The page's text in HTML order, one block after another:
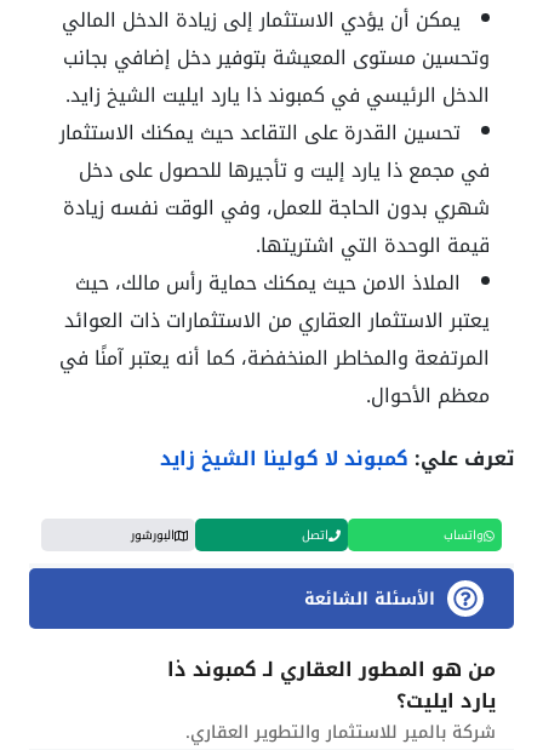
يمكن أن يؤدي الاستثمار إلى زيادة الدخل المالي
وتحسين مستوى المعيشة بتوفير دخل إضافي بجانب
الدخل الرئيسي في كمبوند ذا يارد ايليت الشيخ زايد.
تحسين القدرة على التقاعد حيثيمكنك الاستثمار
في مجمع ذا يارد إليت و تأجيرها للحصول على دخل
شهري بدون الحاجة للعمل، وفي الوقت نفسه زيادة
قيمة الوحدة التي اشتريتها.
الملاذ الامن حيث يمكنك حماية رأس مالك، حيث
يعتبر الاستثمار العقاري من الاستثمارات ذات العوائد
المرتفعة والمخاطر المنخفضة، كما أنه يعتبر آمنًا في
معظم الأحوال.
تعرف علي: كمبوند لا كولينا الشيخ زايد
واتساب اتصل البورشور
الأسئلة الشائعة
من هو المطور العقاري لـ كمبوند ذا
يارد ايليت؟
شركة بالمير للاستثمار والتطوير العقاري.